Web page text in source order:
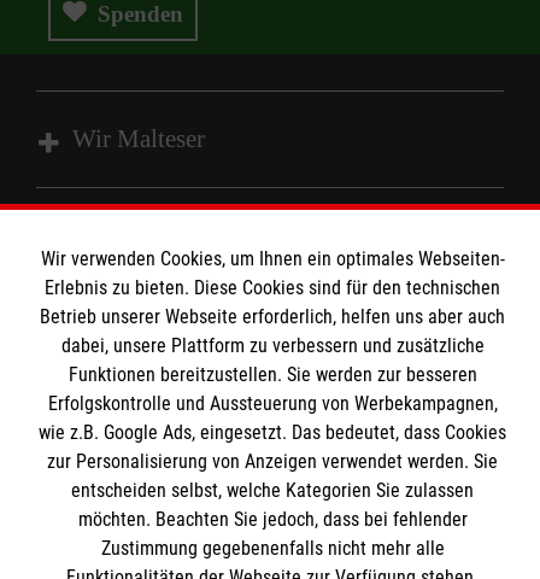
Spenden
Wir Malteser
Angebote & Leistungen
Kursangebote
Mitarbeiten & Stellenangebote
Wir Malteser
Informationen
Kontakt
Presse und Medien
Transparenz
Impressum
Datenschutz
Malteser online
Malteserorden
Malteser Jugend
Malteser International
Spendenkonto
Wir verwenden Cookies, um Ihnen ein optimales Webseiten-
Erlebnis zu bieten. Diese Cookies sind für den technischen
Betrieb unserer Webseite erforderlich, helfen uns aber auch
dabei, unsere Plattform zu verbessern und zusätzliche
Funktionen bereitzustellen. Sie werden zur besseren
Erfolgskontrolle und Aussteuerung von Werbekampagnen,
wie z.B. Google Ads, eingesetzt. Das bedeutet, dass Cookies
zur Personalisierung von Anzeigen verwendet werden. Sie
entscheiden selbst, welche Kategorien Sie zulassen
möchten. Beachten Sie jedoch, dass bei fehlender
Zustimmung gegebenenfalls nicht mehr alle